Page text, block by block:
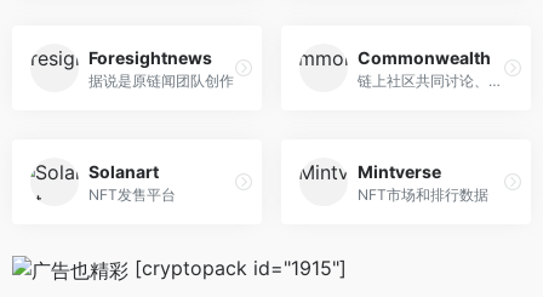
Foresightnews
据说是原链闻团队创作
Commonwealth
链上社区共同讨论、投票治理...
Solanart
NFT发售平台
Mintverse
NFT市场和排行数据
[cryptopack id="1915"]